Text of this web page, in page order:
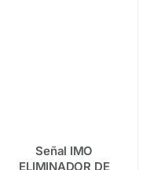
Señal IMO
ELIMINADOR DE